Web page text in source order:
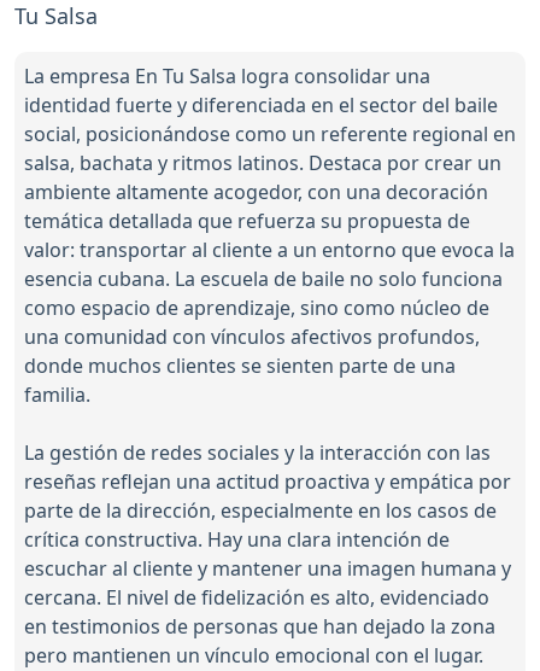
Tu Salsa
La empresa En Tu Salsa logra consolidar una
identidad fuerte y diferenciada en el sector del baile
social, posicionándose como un referente regional en
salsa, bachata y ritmos latinos. Destaca por crear un
ambiente altamente acogedor, con una decoración
temática detallada que refuerza su propuesta de
valor: transportar al cliente a un entorno que evoca la
esencia cubana. La escuela de baile no solo funciona
como espacio de aprendizaje, sino como núcleo de
una comunidad con vínculos afectivos profundos,
donde muchos clientes se sienten parte de una
familia.
La gestión de redes sociales y la interacción con las
reseñas reflejan una actitud proactiva y empática por
parte de la dirección, especialmente en los casos de
crítica constructiva. Hay una clara intención de
escuchar al cliente y mantener una imagen humana y
cercana. El nivel de fidelización es alto, evidenciado
en testimonios de personas que han dejado la zona
pero mantienen un vínculo emocional con el lugar.